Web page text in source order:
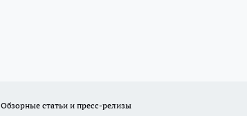
Обзорные статьи и пресс-релизы